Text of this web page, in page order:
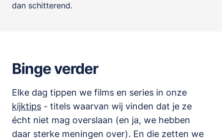
dan schitterend.
Binge verder
Elke dag tippen we films en series in onze
kijktips - titels waarvan wij vinden dat je ze
écht niet mag overslaan (en ja, we hebben
daar sterke meningen over). En die zetten we